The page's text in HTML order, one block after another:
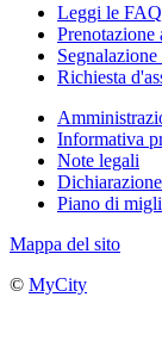
Leggi le FAQ
Prenotazione
Richiesta
Informativa
Note legali
Piano di
Mappa del sito
© MyCity